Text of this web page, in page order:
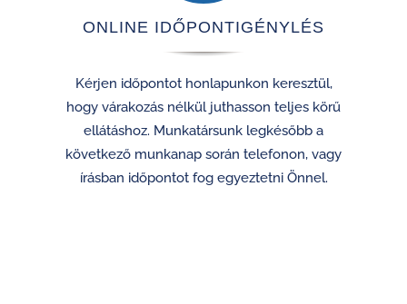
ONLINE IDŐPONTIGÉNYLÉS
Kérjen időpontot honlapunkon keresztül,
hogy várakozás nélkül juthasson teljes körű
ellátáshoz. Munkatársunk legkésőbb a
következő munkanap során telefonon, vagy
írásban időpontot fog egyeztetni Önnel.